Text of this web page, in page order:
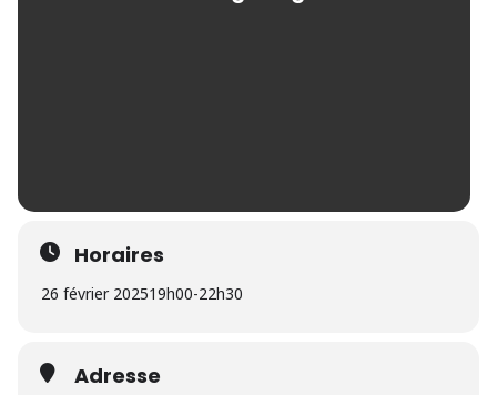
Horaires
26 février 202519h00-22h30
Adresse